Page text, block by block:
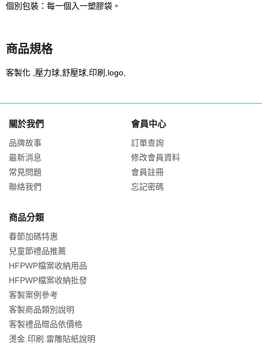
個別包裝：每一個入一塑膠袋。
商品規格
客製化 ,壓力球,舒壓球,印刷,logo,
關於我們
品牌故事
最新消息
常見問題
聯絡我們
會員中心
訂單查詢
修改會員資料
會員註冊
忘記密碼
商品分類
春節加碼特惠
兒童節禮品推薦
HFPWP檔案收納用品
HFPWP檔案收納批發
客製案例參考
客製商品類別說明
客製禮品贈品依價格
燙金.印刷.雷雕貼紙說明